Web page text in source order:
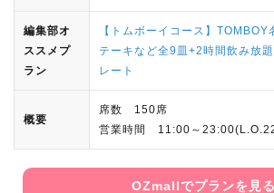
編集部オ
ススメプ
ラン
【トムボーイコース】TOMBOY
テーキなど全9皿+2時間飲み放
レート
概要
席数 150席
営業時間 11:00～
OZmallでプランを見る